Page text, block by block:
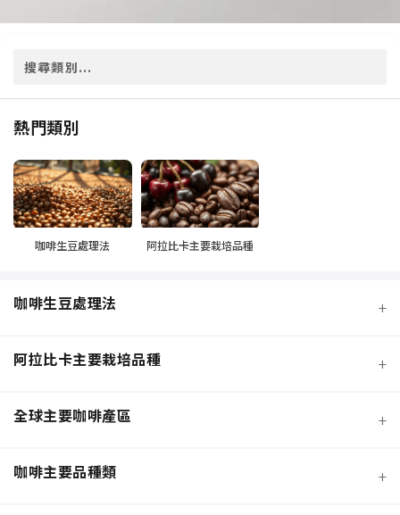
熱門類別
咖啡生豆處理法 阿拉比卡主要栽培品種
咖啡生豆處理法 +
阿拉比卡主要栽培品種 +
全球主要咖啡產區 +
咖啡主要品種類 +